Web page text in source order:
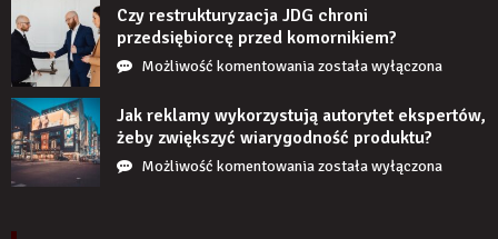
stanie,
jeśli
przez
czas
nie
uzupełnię
braku
Czy restrukturyzacja JDG chroni
przedsiębiorcę przed komornikiem?
Możliwość komentowaniaCzy
JDG
chroni
przedsiębiorcę
została wyłączona
Jak reklamy wykorzystują autorytet ekspertów,
żeby zwiększyć wiarygodność produktu?
Możliwość komentowaniaJak
została wyłączona